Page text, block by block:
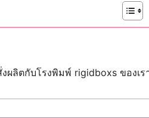
ลิตกับโรงพิมพ์ rigidboxs ของเร